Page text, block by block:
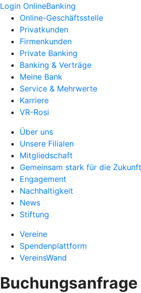
Login OnlineBanking
Online-Geschäftsstelle
Privatkunden
Firmenkunden
Private Banking
Banking & Verträge
Meine Bank
Service & Mehrwerte
Karriere
VR-Rosi
Über uns
Unsere Filialen
Mitgliedschaft
Gemeinsam stark für die Zukunft
Engagement
Nachhaltigkeit
News
Stiftung
Vereine
Spendenplattform
VereinsWand